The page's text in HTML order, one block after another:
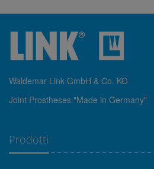
Waldemar Link GmbH & Co. KG
Joint Prostheses "Made in Germany"
Prodotti